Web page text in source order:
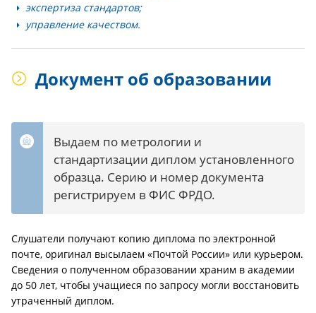
экспертиза стандартов;
управление качеством.
Документ об образовании
Выдаем по метрологии и
стандартизации диплом установленного
образца. Серию и номер документа
регистрируем в ФИС ФРДО.
Слушатели получают копию диплома по электронной
почте, оригинал высылаем «Почтой России» или курьером.
Сведения о полученном образовании храним в академии
до 50 лет, чтобы учащиеся по запросу могли восстановить
утраченный диплом.